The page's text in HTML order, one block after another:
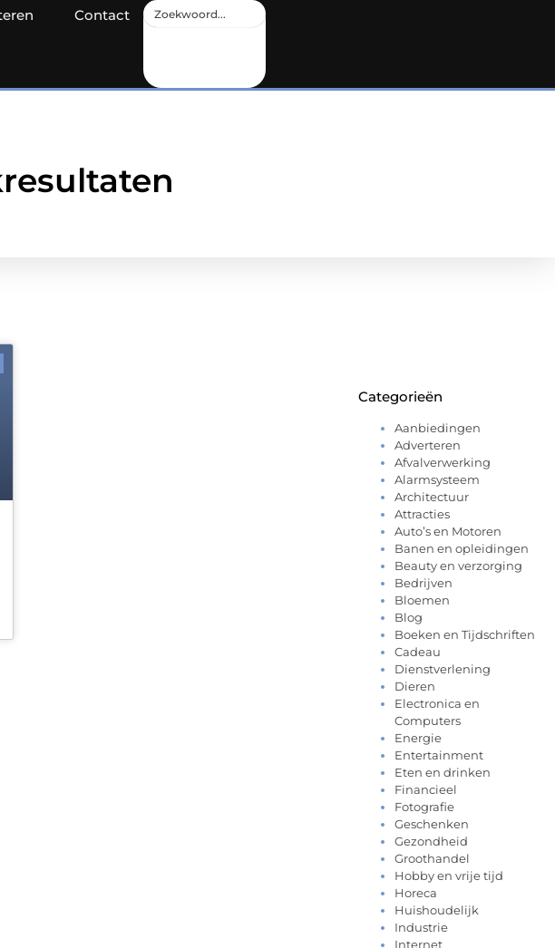
Contact
Categorieën
Aanbiedingen
Adverteren
Afvalverwerking
Alarmsysteem
Architectuur
Attracties
Auto’s en Motoren
Banen en opleidingen
Beauty en verzorging
Bedrijven
Bloemen
Blog
Boeken en Tijdschriften
Cadeau
Dienstverlening
Dieren
Electronica en
Computers
Energie
Entertainment
Eten en drinken
Financieel
Fotografie
Geschenken
Gezondheid
Groothandel
Hobby en vrije tijd
Horeca
Huishoudelijk
Industrie
Internet